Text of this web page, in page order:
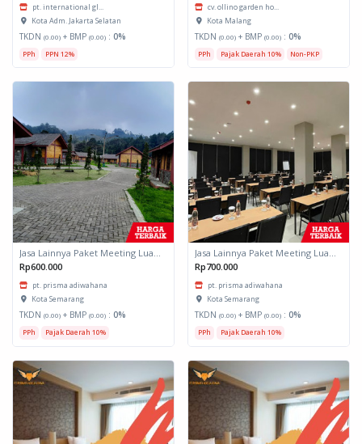
pt. international gl...
Kota Adm. Jakarta Selatan
TKDN (0.00) + BMP (0.00) : 0%
PPh PPN 12%
cv. ollino garden ho...
Kota Malang
TKDN (0.00) + BMP (0.00) : 0%
PPh Pajak Daerah 10% Non-PKP
Jasa Lainnya Paket Meeting Luar Kota Hari Bumi 2
Rp600.000
pt. prisma adiwahana
Kota Semarang
TKDN (0.00) + BMP (0.00) : 0%
PPh Pajak Daerah 10%
Jasa Lainnya Paket Meeting Luar Kota Hari Bumi 1
Rp700.000
pt. prisma adiwahana
Kota Semarang
TKDN (0.00) + BMP (0.00) : 0%
PPh Pajak Daerah 10%